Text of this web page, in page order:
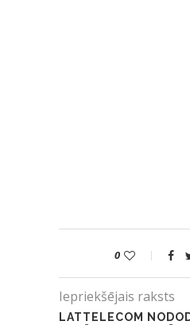
0
Iepriekšējais raksts
LATTELECOM